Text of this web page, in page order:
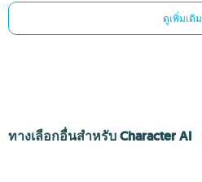
ดูเพิ่มเติม
ทางเลือกอื่นสำหรับ Character AI